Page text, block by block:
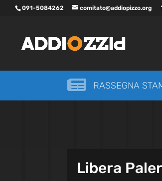
091-5084262 comitato@addiopizzo.org
 RASSEGNA
Libera